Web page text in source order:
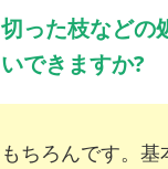
切った枝などの
いできますか?
もちろんです。基